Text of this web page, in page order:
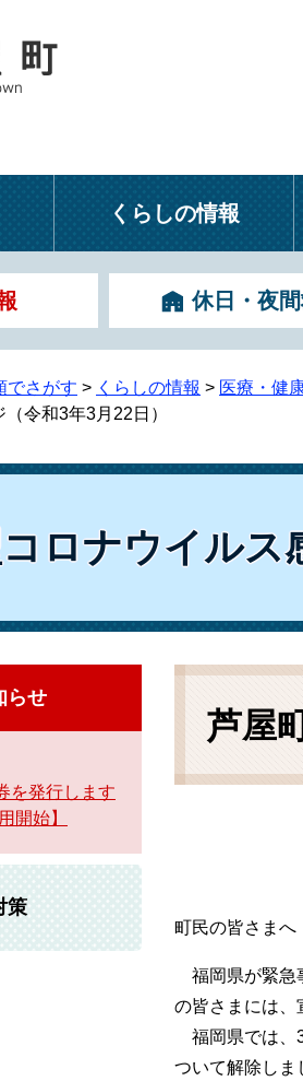
くらしの情報
休日・夜
でさがす > くらしの情報 > 医療・健
令和3年3月22日）
ロナウイルス
本
芦屋
町民の皆さまへ
福岡県が緊急
の皆さまには、
福岡県では、
ついて解除しま
らせ
を発行します
開始】
策